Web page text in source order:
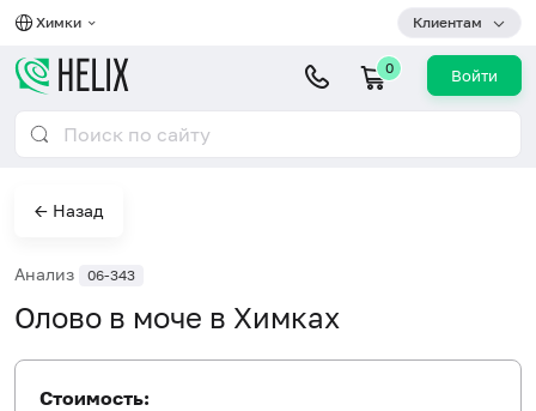
Химки Клиентам
0 Войти
← Назад
Анализ 06-343
Олово в моче в Химках
Стоимость: